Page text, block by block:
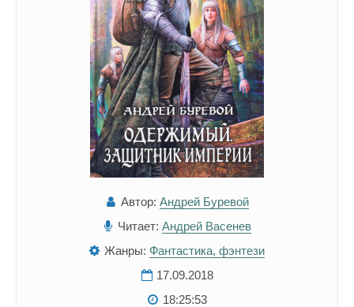
Автор: Андрей Буревой
Читает: Андрей Васенев
Жанры: Фантастика, фэнтези
17.09.2018
18:25:53